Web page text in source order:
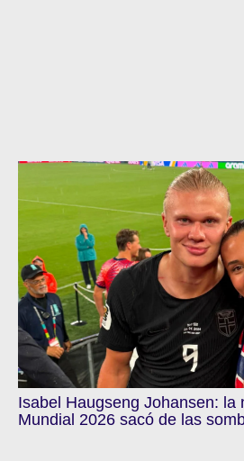
Isabel Haugseng Johansen: la
Mundial 2026 sacó de las